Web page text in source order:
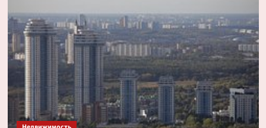
о
возможности
стать
собственником
бесхозного
дома